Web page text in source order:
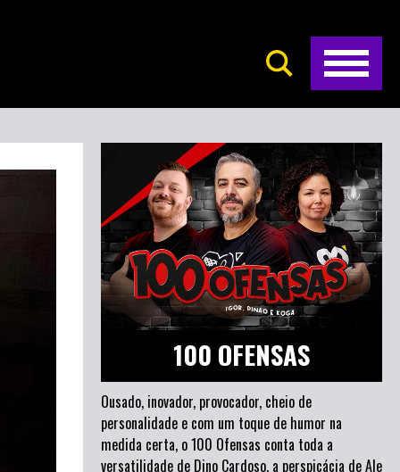
100 OFENSAS
Ousado, inovador, provocador, cheio de
personalidade e com um toque de humor na
medida certa, o 100 Ofensas conta toda a
versatilidade de Dino Cardoso, a perspicácia de Ale